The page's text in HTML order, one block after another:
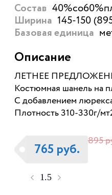
Состав
Ширина 145-150
Базовая единица
Описание
ЛЕТНЕЕ
Костюмная шанель на
С добавлением
Плотность 310-330г/
895
765 руб.